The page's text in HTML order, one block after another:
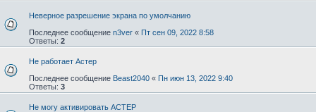
Неверное разрешение экрана по умолчанию
Последнее сообщение n3ver « Пт сен 09, 2022 8:58
Ответы: 2
Не работает Астер
Последнее сообщение Beast2040 « Пн июн 13, 2022 9:40
Ответы: 3
Не могу активировать АСТЕР